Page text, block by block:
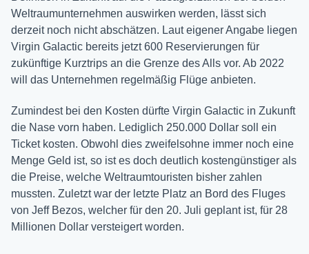
Weltraumunternehmen auswirken werden, lässt sich
derzeit noch nicht abschätzen. Laut eigener Angabe liegen
Virgin Galactic bereits jetzt 600 Reservierungen für
zukünftige Kurztrips an die Grenze des Alls vor. Ab 2022
will das Unternehmen regelmäßig Flüge anbieten.
Zumindest bei den Kosten dürfte Virgin Galactic in Zukunft
die Nase vorn haben. Lediglich 250.000 Dollar soll ein
Ticket kosten. Obwohl dies zweifelsohne immer noch eine
Menge Geld ist, so ist es doch deutlich kostengünstiger als
die Preise, welche Weltraumtouristen bisher zahlen
mussten. Zuletzt war der letzte Platz an Bord des Fluges
von Jeff Bezos, welcher für den 20. Juli geplant ist, für 28
Millionen Dollar versteigert worden.